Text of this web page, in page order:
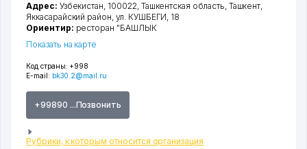
Код страны: +998
E-mail: bk30.2@mail.ru
+99890 ...Позвонить
Рубрики, к которым относится организация
Адрес: Узбекистан, 100022, Ташкентская область, Ташкент,
Яккасарайский район, ул. КУШБЕГИ, 18
Ориентир: ресторан "БАШЛЫК
Показать на карте